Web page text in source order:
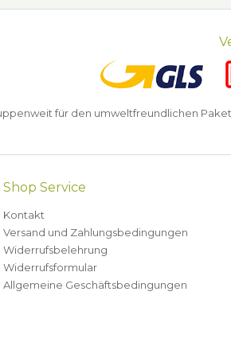
für den umweltfreundlichen
Shop Service
Kontakt
Versand und Zahlungsbedingungen
Widerrufsbelehrung
Widerrufsformular
Allgemeine Geschäftsbedingungen